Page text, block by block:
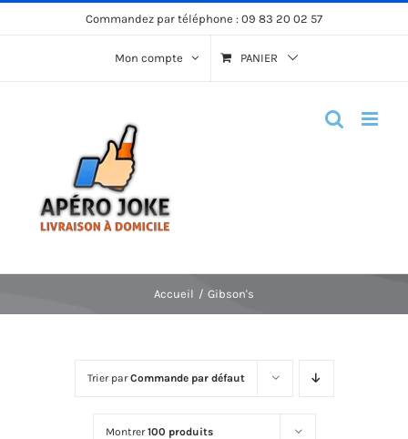
Commandez par téléphone : 09 83 20 02 57
Mon compte PANIER
Accueil Gibson's
Trier parCommande par défaut
Montrer100 produits